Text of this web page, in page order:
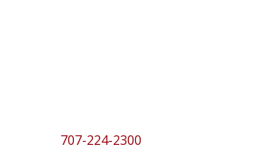
707-224-2300